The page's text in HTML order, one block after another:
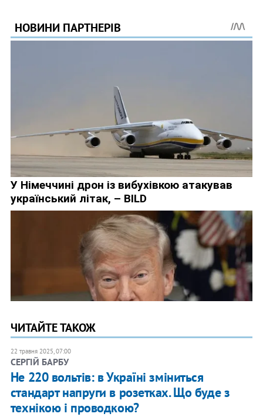
ЧИТАЙТЕ ТАКОЖ
22 травня 2025, 07:00
СЕРГІЙ БАРБУ
Не 220 вольтів: в Україні зміниться
стандарт напруги в розетках. Що буде з
технікою і проводкою?